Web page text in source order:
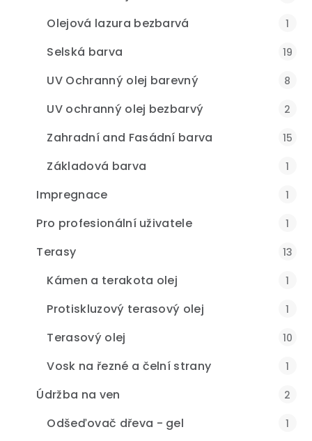
Olejová lazura bezbarvá 1
Selská barva 19
UV Ochranný olej barevný 8
UV ochranný olej bezbarvý 2
Zahradní and Fasádní barva 15
Základová barva 1
Impregnace 1
Pro profesionální uživatele 1
Terasy 13
Kámen a terakota olej 1
Protiskluzový terasový olej 1
Terasový olej 10
Vosk na řezné a čelní strany 1
Údržba na ven 2
Odšeďovač dřeva - gel 1